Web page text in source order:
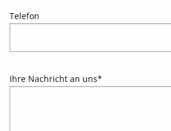
Telefon
Ihre Nachricht an uns*